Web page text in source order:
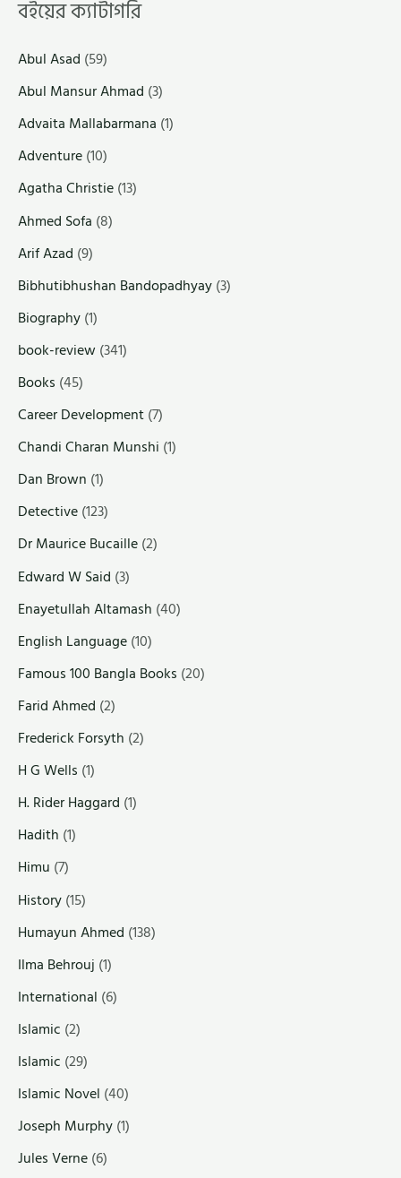
বইয়ের ক্যাটাগরি
Abul Asad (59)
Abul Mansur Ahmad (3)
Advaita Mallabarmana (1)
Adventure(10)
Agatha Christie(13)
Ahmed Sofa (8)
Arif Azad (9)
Bibhutibhushan Bandopadhyay(3)
Biography(1)
book-review(341)
Books (45)
Career Development(7)
Chandi Charan Munshi (1)
Dan Brown (1)
Detective(123)
Dr Maurice Bucaille(2)
Edward W Said (3)
Enayetullah Altamash (40)
English Language(10)
Famous 100 Bangla Books (20)
Farid Ahmed (2)
Frederick Forsyth (2)
H G Wells (1)
H. Rider Haggard (1)
Hadith (1)
Himu (7)
History(15)
Humayun Ahmed (138)
Ilma Behrouj (1)
International (6)
Islamic (2)
Islamic (29)
Islamic Novel (40)
Joseph Murphy(1)
Jules Verne(6)